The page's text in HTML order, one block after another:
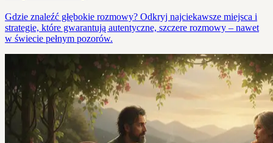
Gdzie znaleźć głębokie rozmowy? Odkryj najciekawsze miejsca i
strategie, które gwarantują autentyczne, szczere rozmowy – nawet
w świecie pełnym pozorów.